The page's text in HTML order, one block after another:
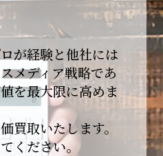
援をいただき、心より
な仕事を積み重ねて
お願いいたします。
せ】
が経験と他社には
メディア戦略であ
を最大限に高めま
買取いたします。
ください。